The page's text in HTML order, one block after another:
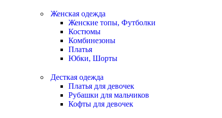
Женская одежда
Женские топы, Футболки
Костюмы
Комбинезоны
Платья
Юбки, Шорты
Десткая одежда
Платья для девочек
Рубашки для мальчиков
Кофты для девочек